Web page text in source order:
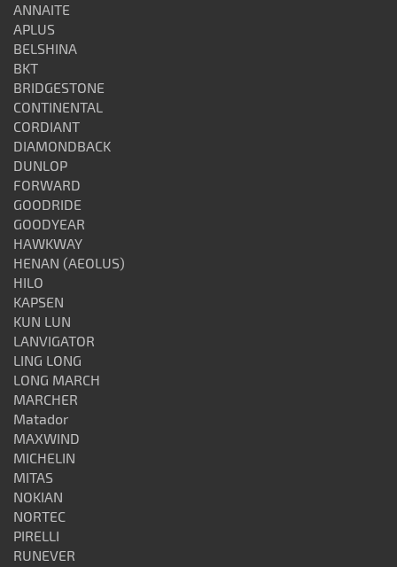
ANNAITE
APLUS
BELSHINA
BKT
BRIDGESTONE
CONTINENTAL
CORDIANT
DIAMONDBACK
DUNLOP
FORWARD
GOODRIDE
GOODYEAR
HAWKWAY
HENAN (AEOLUS)
HILO
KAPSEN
KUN LUN
LANVIGATOR
LING LONG
LONG MARCH
MARCHER
Matador
MAXWIND
MICHELIN
MITAS
NOKIAN
NORTEC
PIRELLI
RUNEVER